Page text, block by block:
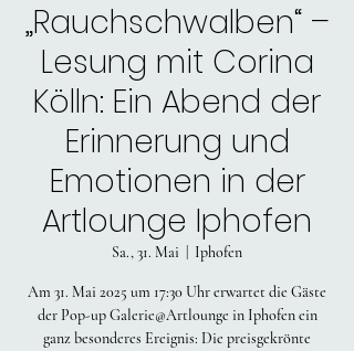
„Rauchschwalben“ –
Lesung mit Corina
Kölln: Ein Abend der
Erinnerung und
Emotionen in der
Artlounge Iphofen
Sa., 31. Mai Iphofen
Am 31. Mai 2025 um 17:30 Uhr erwartet die Gäste
der Pop-up Galerie@Artlounge in Iphofen ein
ganz besonderes Ereignis: Die preisgekrönte